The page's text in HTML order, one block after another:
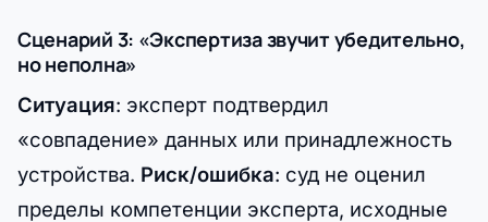
Сценарий 3: «Экспертиза звучит убедительно,
но неполна»
Ситуация: эксперт подтвердил
«совпадение» данных или принадлежность
устройства. Риск/ошибка: суд не оценил
пределы компетенции эксперта, исходные